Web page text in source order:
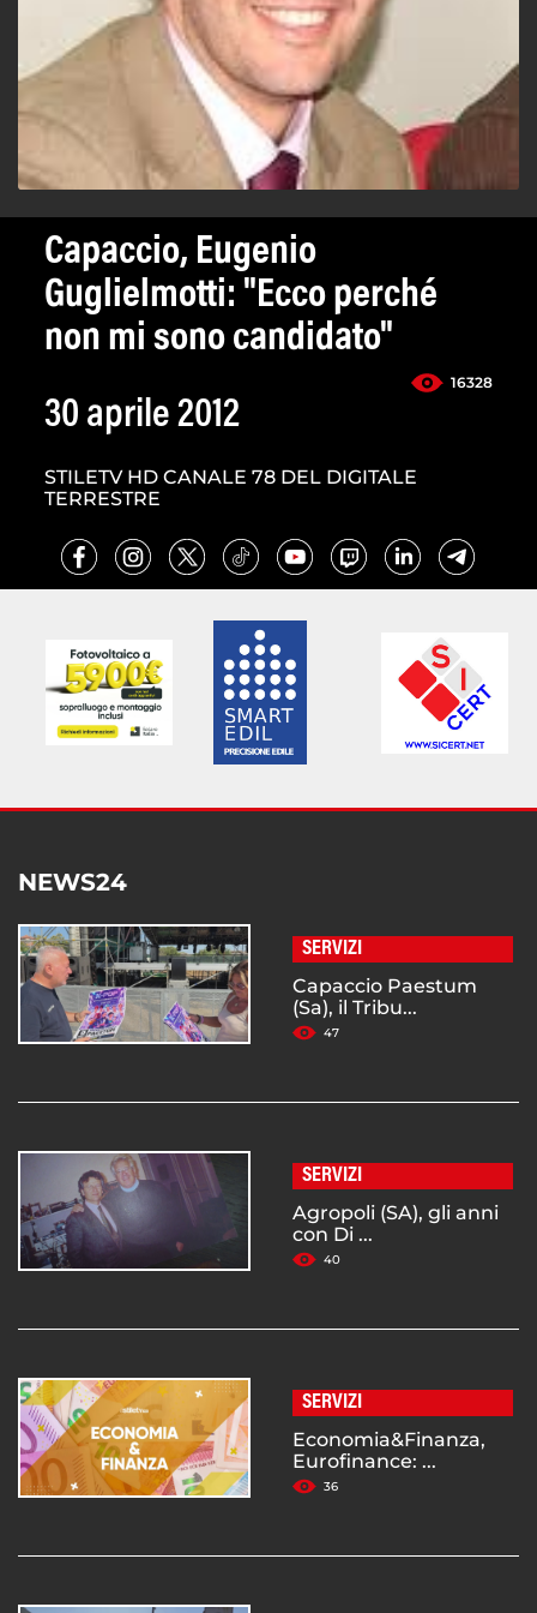
Capaccio, Eugenio
Guglielmotti: "Ecco perché
non mi sono candidato"
16328
30 aprile 2012
STILETV HD CANALE 78 DEL DIGITALE
TERRESTRE
NEWS24
SERVIZI
Capaccio Paestum
(Sa), il Tribu...
47
SERVIZI
Agropoli (SA), gli anni
con Di ...
40
SERVIZI
Economia&Finanza,
Eurofinance: ...
36